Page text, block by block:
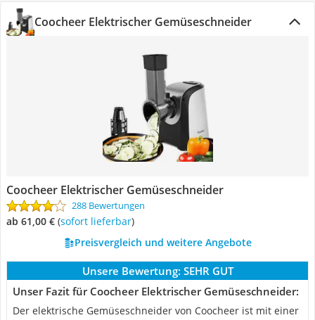
Coocheer Elektrischer Gemüseschneider
Coocheer Elektrischer Gemüseschneider
288 Bewertungen
ab 61,00 € ( Sofort lieferbar)
Preisvergleich und weitere Angebote
Unsere Bewertung: SEHR GUT
Unser Fazit für Coocheer Elektrischer Gemüseschneider:
Der elektrische Gemüseschneider von Coocheer ist mit einer